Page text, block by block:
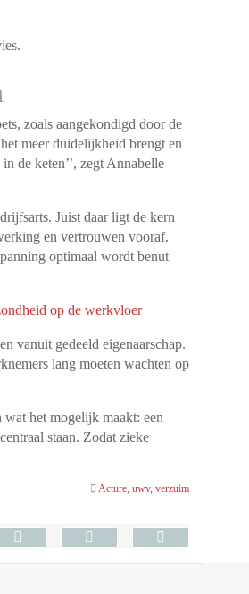
zoals aangekondigd door de
meer duidelijkheid brengt en
de keten’’, zegt Annabelle
Juist daar ligt de kern
en vertrouwen vooraf.
optimaal wordt benut
op de werkvloer
vanuit gedeeld eigenaarschap.
lang moeten wachten op
wat het mogelijk maakt: een
staan. Zodat zieke
Acture ,uwv,verzuim